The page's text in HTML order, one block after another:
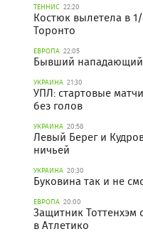
ТЕННИС 22:20
Костюк вылетела в
Торонто
ЕВРОПА 22:05
Бывший нападающий
УКРАИНА 21:30
УПЛ: стартовые
без голов
УКРАИНА 20:58
Левый Берег и
ничьей
УКРАИНА 20:30
Буковина так и не
ЕВРОПА 20:00
Защитник Тоттенхэм
в Атлетико